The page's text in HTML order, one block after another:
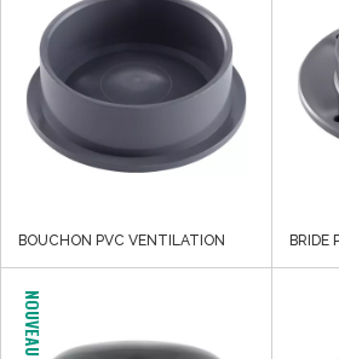
BOUCHON PVC VENTILATION
NOUVEAU